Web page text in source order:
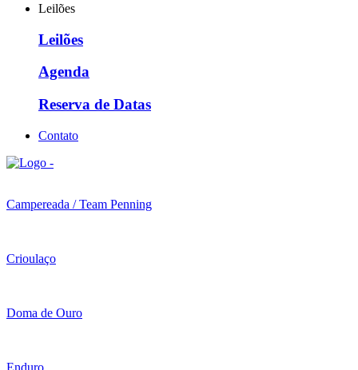
Leilões
Leilões
Agenda
Reserva de Datas
Contato
Campereada / Team Penning
Crioulaço
Doma de Ouro
Enduro